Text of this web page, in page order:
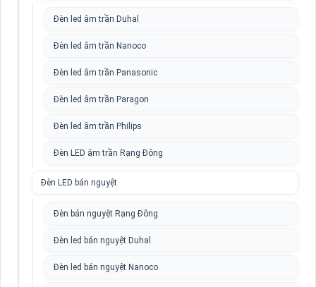
Đèn led âm trần Duhal
Đèn led âm trần Nanoco
Đèn led âm trần Panasonic
Đèn led âm trần Paragon
Đèn led âm trần Philips
Đèn LED âm trần Rạng Đông
Đèn LED bán nguyệt
Đèn bán nguyệt Rạng Đông
Đèn led bán nguyệt Duhal
Đèn led bán nguyệt Nanoco